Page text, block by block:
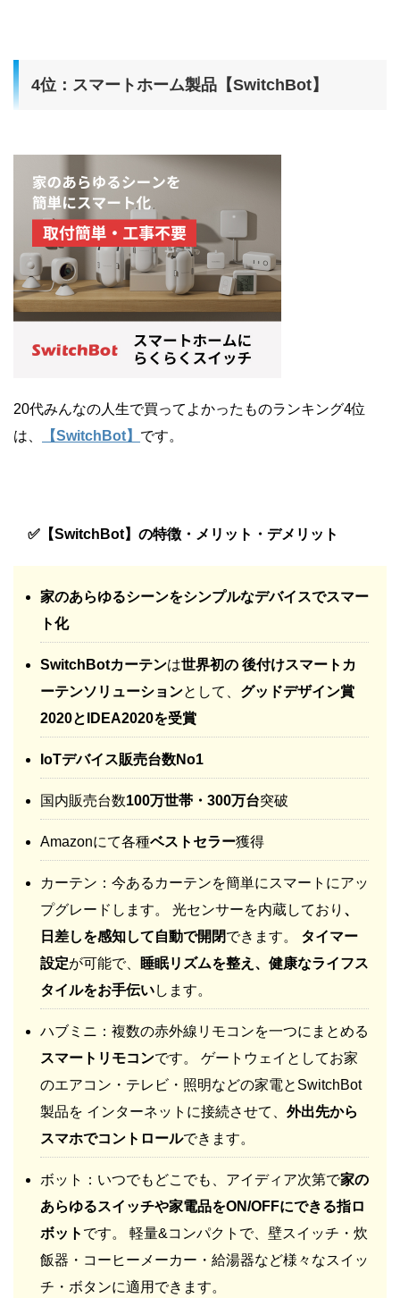
4位：スマートホーム製品【SwitchBot】
20代みんなの人生で買ってよかったものランキング4位
は、
【SwitchBot】 です。
✅【SwitchBot】の特徴・メリット・デメリット
家のあらゆるシーンをシンプルなデバイスでスマー
ト化
SwitchBotカーテンは世界初の 後付けスマートカ
ーテンソリューションとして、 グッドデザイン賞
2020とIDEA2020を受賞
IoTデバイス販売台数No1
国内販売台数100万世帯・300万台突破
Amazonにて各種ベストセラー獲得
カーテン：今あるカーテンを簡単にスマートにアッ
プグレードします。 光センサーを内蔵しており 、
日差しを感知して自動で開閉できます。
タイマー
設定が可能で、
睡眠リズムを整え、健康なライフス
タイルをお手伝いします。
ハブミニ：複数の赤外線リモコンを一つにまとめる
スマートリモコンです。 ゲートウェイとしてお家
のエアコン・テレビ・照明などの家電とSwitchBot
製品を インターネットに接続させて、 外出先から
スマホでコントロールできます。
ボット：いつでもどこでも、アイディア次第で家の
あらゆるスイッチや家電品をON/OFFにできる指ロ
ボット です。 軽量&コンパクトで、壁スイッチ・炊
飯器・コーヒーメーカー・給湯器など様々なスイッ
チ・ボタンに適用できます。